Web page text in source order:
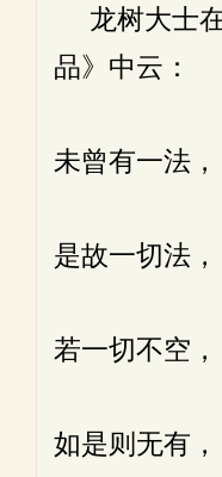
龙树大士
品》中云：
未曾有一法，
是故一切法，
若一切不空，
如是则无有，